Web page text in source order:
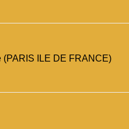
(PARIS ILE DE FRANCE)